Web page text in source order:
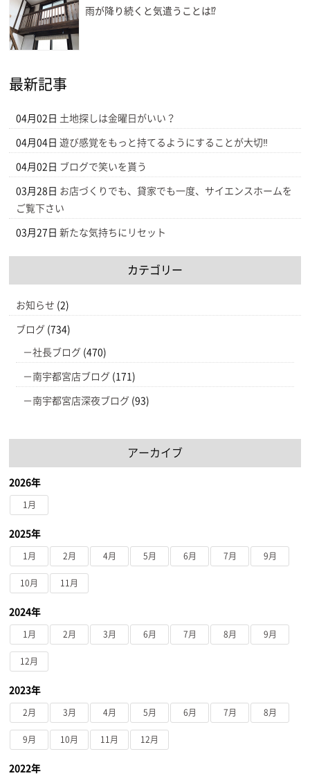
雨が降り続くと気遣うことは⁉
最新記事
04月02日 土地探しは金曜日がいい？
04月04日 遊び感覚をもっと持てるようにすることが大切‼
04月02日 ブログで笑いを貰う
03月28日 お店づくりでも、貸家でも一度、サイエンスホームを
ご覧下さい
03月27日 新たな気持ちにリセット
カテゴリー
お知らせ (2)
ブログ (734)
社長ブログ (470)
南宇都宮店ブログ (171)
南宇都宮店深夜ブログ (93)
アーカイブ
2026年
1月
2025年
1月 2月 4月 5月 6月 7月 9月
10月 11月
2024年
1月 2月 3月 6月 7月 8月 9月
12月
2023年
2月 3月 4月 5月 6月 7月 8月
9月 10月 11月 12月
2022年